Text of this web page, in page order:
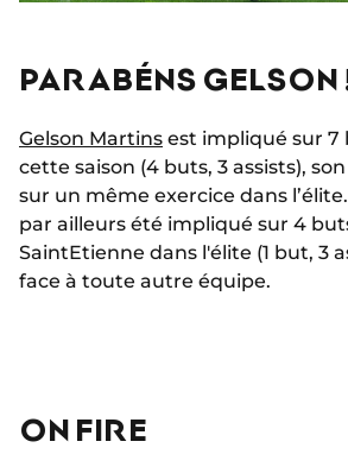
PARABÉNS GELSON
Gelson Martins est impliqué sur 7
cette saison (4 buts, 3 assists),
sur un même exercice dans
par ailleurs été impliqué sur 4
SaintEtienne dans l'élite (1 but, 3
face à toute autre équipe.
ON FIRE